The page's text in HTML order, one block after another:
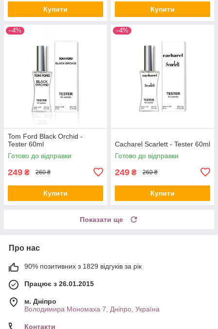
Купити Купити
–4%
Tom Ford Black Orchid -
Tester 60ml
Готово до відправки
249 ₴ 260 ₴
Купити
–4%
Cacharel Scarlett - Tester 60ml
Готово до відправки
249 ₴ 260 ₴
Купити
Показати ще
Про нас
90% позитивних з 1829 відгуків за рік
Працює з 26.01.2015
м. Дніпро
Володимира Мономаха 7, Дніпро, Україна
Контакти